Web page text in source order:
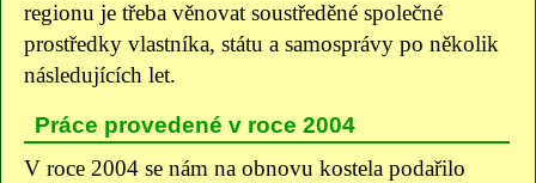
regionu je třeba věnovat soustředěné společné
prostředky vlastníka, státu a samosprávy po několik
následujících let.
Práce provedené v roce 2004
V roce 2004 se nám na obnovu kostela podařilo